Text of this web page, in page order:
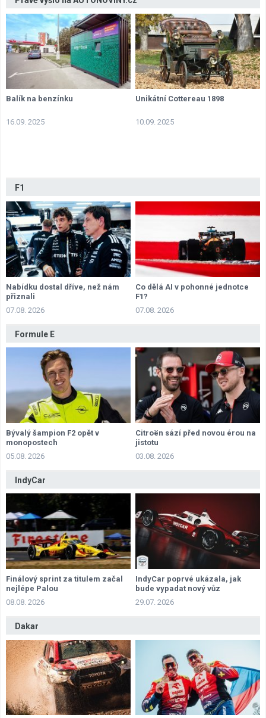
Balík na benzínku
16.09. 2025
Unikátní Cottereau 1898
10.09. 2025
F1
Nabídku dostal dříve, než nám
přiznali
07.08. 2026
Co dělá AI v pohonné jednotce
F1?
07.08. 2026
Formule E
Bývalý šampion F2 opět v
monopostech
05.08. 2026
Citroën sází před novou érou na
jistotu
03.08. 2026
IndyCar
Finálový sprint za titulem začal
nejlépe Palou
08.08. 2026
IndyCar poprvé ukázala, jak
bude vypadat nový vůz
29.07. 2026
Dakar